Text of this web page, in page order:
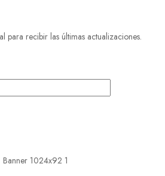
para recibir las últimas actualizaciones.